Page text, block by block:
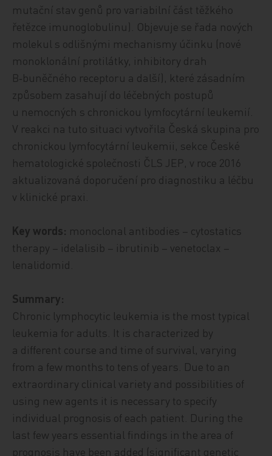
mutační stav genů pro variabilní část těžkého
řetězce imunoglobulinu). Objevuje se řada nových
molekul s odlišnými mechanismy účinku (nové
monoklonální protilátky, inhibitory drah
B‑buněčného receptoru a další), které zásadním
způsobem zasahují do léčebných postupů
u nemocných s chronickou lymfocytární leukemií.
V reakci na tuto situaci vytvořila Česká skupina pro
chronickou lymfocytární leukemii, sekce České
hematologické společnosti ČLS JEP, v roce 2016
aktualizovaná doporučení pro diagnostiku a léčbu
v klinické praxi.
Key words: monoclonal antibodies – cytostatics
therapy – idelalisib – ibrutinib – venetoclax –
lenalidomid.
Summary:
Chronic lymphocytic leukemia is the most typical
leukemia for adults. It is characterized by
a different course and time of survival, varying
from a few months to tens of years. Due to an
extraordinary clinical variety and possibilities of
using new agents it is necessary to specify
individual prognosis of each patient. During the
last few years essential findings in the area of
prognosis have been added (significant genetic